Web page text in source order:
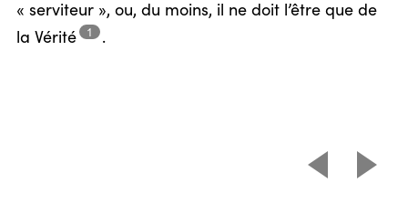
« serviteur », ou, du moins, il ne doit l’être que de
la Vérité 1 .